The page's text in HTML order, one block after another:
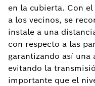
en la cubierta. Con
a los vecinos, se
instale a una
con respecto a las
garantizando así una
evitando la
importante que el